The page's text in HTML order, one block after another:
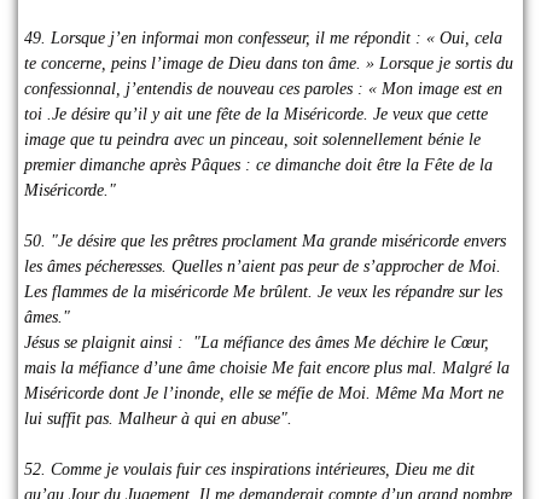
49. Lorsque j’en informai mon confesseur, il me répondit : « Oui, cela
te concerne, peins l’image de Dieu dans ton âme. » Lorsque je sortis du
confessionnal, j’entendis de nouveau ces paroles : « Mon image est en
toi .Je désire qu’il y ait une fête de la Miséricorde. Je veux que cette
image que tu peindra avec un pinceau, soit solennellement bénie le
premier dimanche après Pâques : ce dimanche doit être la Fête de la
Miséricorde."
50. "Je désire que les prêtres proclament Ma grande miséricorde envers
les âmes pécheresses. Quelles n’aient pas peur de s’approcher de Moi.
Les flammes de la miséricorde Me brûlent. Je veux les répandre sur les
âmes."
Jésus se plaignit ainsi : "La méfiance des âmes Me déchire le Cœur,
mais la méfiance d’une âme choisie Me fait encore plus mal. Malgré la
Miséricorde dont Je l’inonde, elle se méfie de Moi. Même Ma Mort ne
lui suffit pas. Malheur à qui en abuse".
52. Comme je voulais fuir ces inspirations intérieures, Dieu me dit
qu’au Jour du Jugement, Il me demanderait compte d’un grand nombre